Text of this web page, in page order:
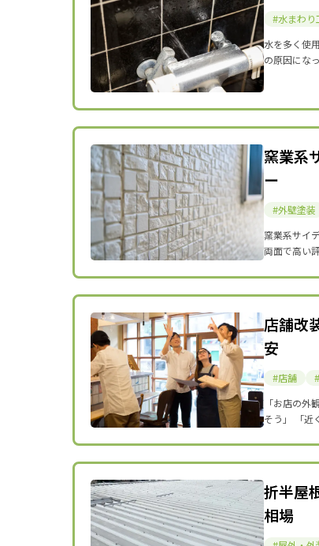
水まわり
水を多く使
の原因にな
窯業系
ー
外壁塗装
窯業系サイ
両面で高い
店舗改
安
店舗
「お店の
そう」 「近
折半屋
相場